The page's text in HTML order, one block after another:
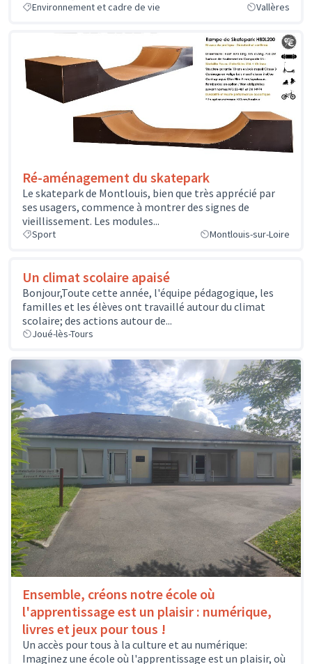
Environnement et cadre de vie Vallères
Ré-aménagement du skatepark
Le skatepark de Montlouis, bien que très apprécié par
ses usagers, commence à montrer des signes de
vieillissement. Les modules...
Sport Montlouis-sur-Loire
Un climat scolaire apaisé
Bonjour,Toute cette année, l'équipe pédagogique, les
familles et les élèves ont travaillé autour du climat
scolaire; des actions autour de...
Joué-lès-Tours
Ensemble, créons notre école où
l'apprentissage est un plaisir : numérique,
livres et jeux pour tous !
Un accès pour tous à la culture et au numérique:
Imaginez une école où l'apprentissage est un plaisir, où